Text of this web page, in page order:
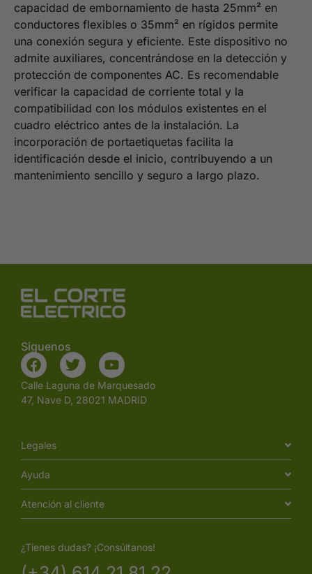
capacidad de embornamiento de hasta 25mm² en
conductores flexibles o 35mm² en rígidos permite
una conexión segura y eficiente. Este dispositivo no
admite auxiliares, concentrándose en la detección y
protección de componentes AC. Es recomendable
verificar la capacidad de corriente total y la
compatibilidad con los módulos existentes en el
cuadro eléctrico antes de la instalación. La
incorporación de portaetiquetas facilita la
identificación desde el inicio, contribuyendo a un
mantenimiento sencillo y seguro a largo plazo.
Siguenos
Calle Laguna de Marquesado
47, Nave D, 28021 MADRID
Legales
Ayuda
Atención al cliente
¿Tienes dudas? ¡Consúltanos!